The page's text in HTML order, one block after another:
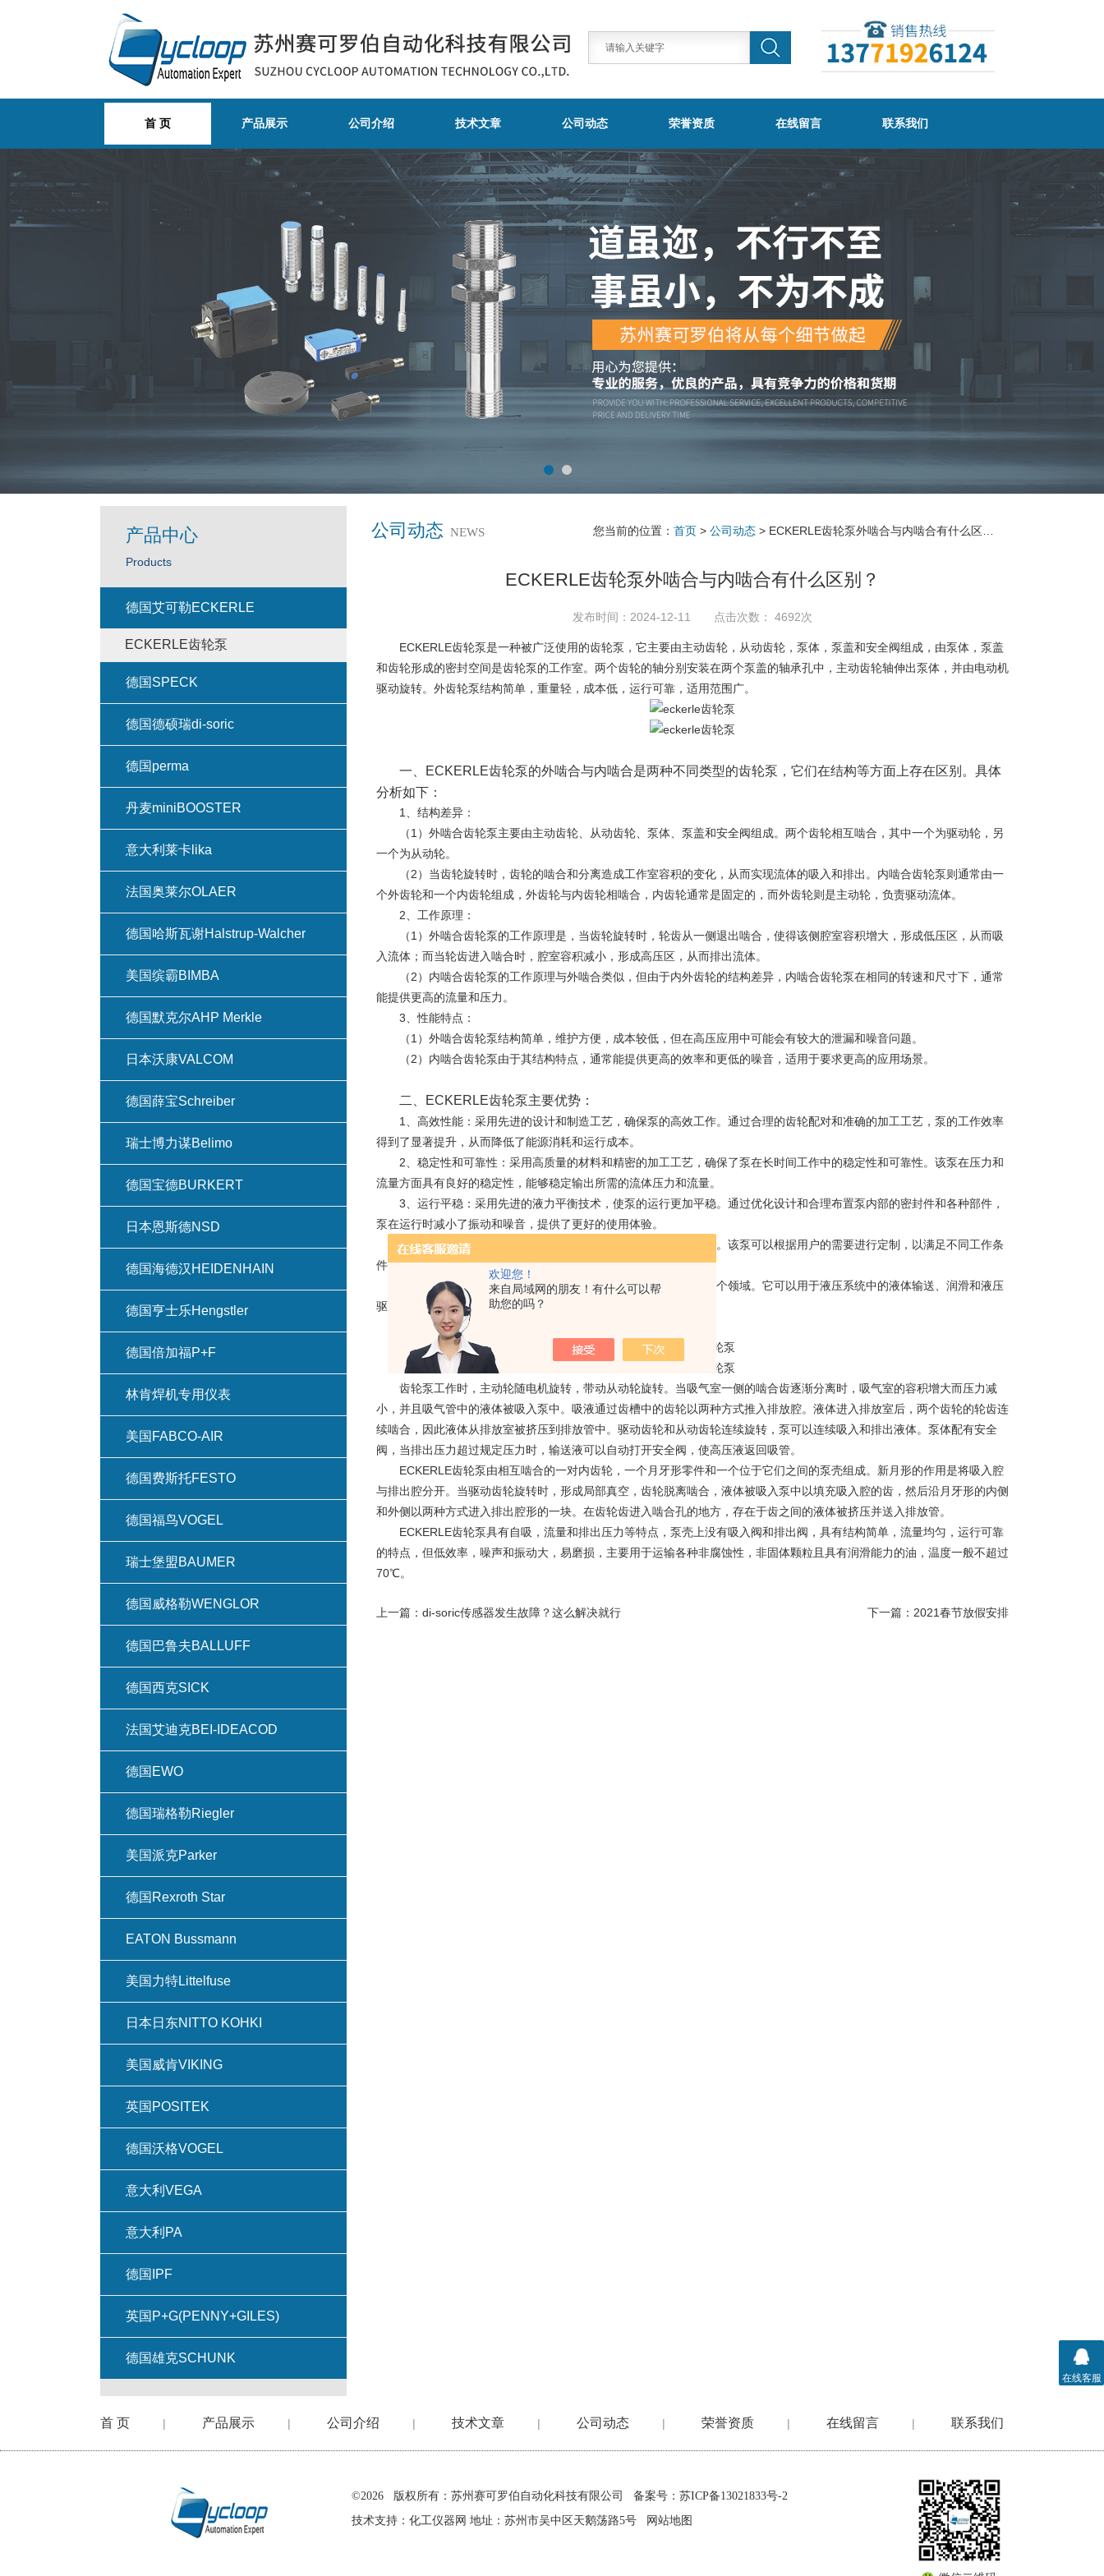
欢迎您！
来自局域网的朋友！有什么可以帮
助您的吗？
首 页 产品展示 公司介绍 技术文章 公司动态 荣誉资质 在线留言 联系我们
公司动态 NEWS 您当前的位置： 首页 > 公司动态 > ECKERLE齿轮泵外啮合与内啮合有什么区别？
ECKERLE齿轮泵外啮合与内啮合有什么区别？
发布时间：2024-12-11 点击次数： 4692次
ECKERLE齿轮泵是一种被广泛使用的齿轮泵，它主要由主动齿轮，从动齿轮，泵体，泵盖和安全阀组成，由泵体，泵盖
和齿轮形成的密封空间是齿轮泵的工作室。两个齿轮的轴分别安装在两个泵盖的轴承孔中，主动齿轮轴伸出泵体，并由电动机
驱动旋转。外齿轮泵结构简单，重量轻，成本低，运行可靠，适用范围广。
一、
ECKERLE齿轮泵的外啮合与内啮合是两种不同类型的齿轮泵，它们在结构等方面上存在区别。具体
分析如下：
1、结构差异：
（1）外啮合齿轮泵主要由主动齿轮、从动齿轮、泵体、泵盖和安全阀组成。两个齿轮相互啮合，其中一个为驱动轮，另
一个为从动轮。
（2）当齿轮旋转时，齿轮的啮合和分离造成工作室容积的变化，从而实现流体的吸入和排出。内啮合齿轮泵则通常由一
个外齿轮和一个内齿轮组成，外齿轮与内齿轮相啮合，内齿轮通常是固定的，而外齿轮则是主动轮，负责驱动流体。
2、工作原理：
（1）外啮合齿轮泵的工作原理是，当齿轮旋转时，轮齿从一侧退出啮合，使得该侧腔室容积增大，形成低压区，从而吸
入流体；而当轮齿进入啮合时，腔室容积减小，形成高压区，从而排出流体。
（2）内啮合齿轮泵的工作原理与外啮合类似，但由于内外齿轮的结构差异，内啮合齿轮泵在相同的转速和尺寸下，通常
能提供更高的流量和压力。
3、性能特点：
（1）外啮合齿轮泵结构简单，维护方便，成本较低，但在高压应用中可能会有较大的泄漏和噪音问题。
（2）内啮合齿轮泵由于其结构特点，通常能提供更高的效率和更低的噪音，适用于要求更高的应用场景。
二、 ECKERLE齿轮泵主要优势：
1、高效性能：采用先进的设计和制造工艺，确保泵的高效工作。通过合理的齿轮配对和准确的加工工艺，泵的工作效率
得到了显著提升，从而降低了能源消耗和运行成本。
2、稳定性和可靠性：采用高质量的材料和精密的加工工艺，确保了泵在长时间工作中的稳定性和可靠性。该泵在压力和
流量方面具有良好的稳定性，能够稳定输出所需的流体压力和流量。
3、运行平稳：采用先进的液力平衡技术，使泵的运行更加平稳。通过优化设计和合理布置泵内部的密封件和各种部件，
泵在运行时减小了振动和噪音，提供了更好的使用体验。
4、安装便捷：具有紧凑的结构和较小的体积，便于安装和维修。该泵可以根据用户的需要进行定制，以满足不同工作条
件和空间限制的需求。
5、应用广泛：被广泛应用于冶金、石油、化工、机械制造等各个领域。它可以用于液压系统中的液体输送、润滑和液压
驱动等方面，起到关键的作用。
齿轮泵工作时，主动轮随电机旋转，带动从动轮旋转。当吸气室一侧的啮合齿逐渐分离时，吸气室的容积增大而压力减
小，并且吸气管中的液体被吸入泵中。吸液通过齿槽中的齿轮以两种方式推入排放腔。液体进入排放室后，两个齿轮的轮齿连
续啮合，因此液体从排放室被挤压到排放管中。驱动齿轮和从动齿轮连续旋转，泵可以连续吸入和排出液体。泵体配有安全
阀，当排出压力超过规定压力时，输送液可以自动打开安全阀，使高压液返回吸管。
ECKERLE齿轮泵由相互啮合的一对内齿轮，一个月牙形零件和一个位于它们之间的泵壳组成。新月形的作用是将吸入腔
与排出腔分开。当驱动齿轮旋转时，形成局部真空，齿轮脱离啮合，液体被吸入泵中以填充吸入腔的齿，然后沿月牙形的内侧
和外侧以两种方式进入排出腔形的一块。在齿轮齿进入啮合孔的地方，存在于齿之间的液体被挤压并送入排放管。
ECKERLE齿轮泵具有自吸，流量和排出压力等特点，泵壳上没有吸入阀和排出阀，具有结构简单，流量均匀，运行可靠
的特点，但低效率，噪声和振动大，易磨损，主要用于运输各种非腐蚀性，非固体颗粒且具有润滑能力的油，温度一般不超过
70℃。
下一篇： 2021春节放假安排
上一篇： di-soric传感器发生故障？这么解决就行
产品中心
Products
德国艾可勒ECKERLE
ECKERLE齿轮泵
德国SPECK
德国德硕瑞di-soric
德国perma
丹麦miniBOOSTER
意大利莱卡lika
法国奥莱尔OLAER
德国哈斯瓦谢Halstrup-Walcher
美国缤霸BIMBA
德国默克尔AHP Merkle
日本沃康VALCOM
德国薛宝Schreiber
瑞士博力谋Belimo
德国宝德BURKERT
日本恩斯德NSD
德国海德汉HEIDENHAIN
德国亨士乐Hengstler
德国倍加福P+F
林肯焊机专用仪表
美国FABCO-AIR
德国费斯托FESTO
德国福鸟VOGEL
瑞士堡盟BAUMER
德国威格勒WENGLOR
德国巴鲁夫BALLUFF
德国西克SICK
法国艾迪克BEI-IDEACOD
德国EWO
德国瑞格勒Riegler
美国派克Parker
德国Rexroth Star
EATON Bussmann
美国力特Littelfuse
日本日东NITTO KOHKI
美国威肯VIKING
英国POSITEK
德国沃格VOGEL
意大利VEGA
意大利PA
德国IPF
英国P+G(PENNY+GILES)
德国雄克SCHUNK
首 页 | 产品展示 | 公司介绍 | 技术文章 | 公司动态 | 荣誉资质 | 在线留言 | 联系我们
©2026 版权所有：苏州赛可罗伯自动化科技有限公司 备案号：苏ICP备13021833号-2
技术支持： 化工仪器网 地址：苏州市吴中区天鹅荡路5号 网站地图
在线客服